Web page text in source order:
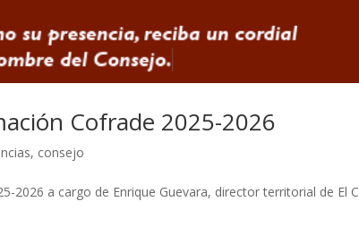
Cofrade 2025-2026
, consejo
2026 a cargo de Enrique Guevara, director territorial de El